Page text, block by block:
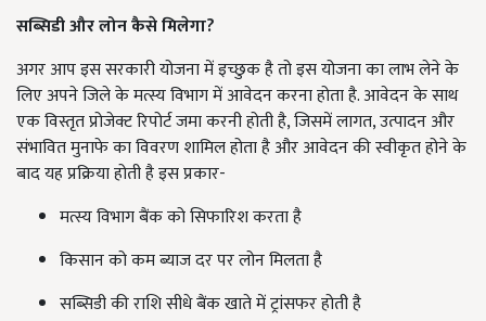
सब्सिडी और लोन कैसे मिलेगा?
अगर आप इस सरकारी योजना में इच्छुक है तो इस योजना का लाभ लेने के
लिए अपने जिले के मत्स्य विभाग में आवेदन करना होता है. आवेदन के साथ
एक विस्तृत प्रोजेक्ट रिपोर्ट जमा करनी होती है, जिसमें लागत, उत्पादन और
संभावित मुनाफे का विवरण शामिल होता है और आवेदन की स्वीकृत होने के
बाद यह प्रक्रिया होती है इस प्रकार-
मत्स्य विभाग बैंक को सिफारिश करता है
किसान को कम ब्याज दर पर लोन मिलता है
सब्सिडी की राशि सीधे बैंक खाते में ट्रांसफर होती है